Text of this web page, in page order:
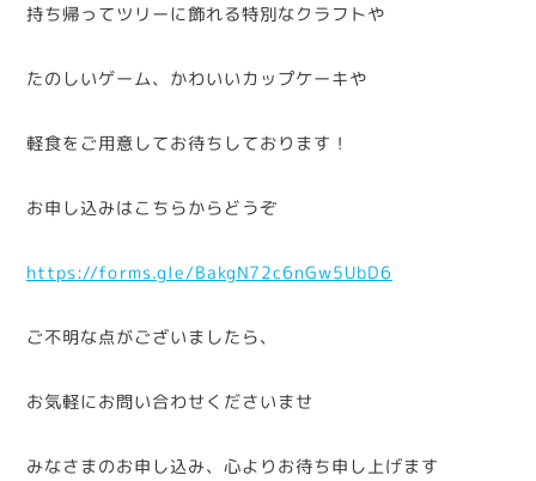
持ち帰ってツリーに飾れる特別なクラフトや
たのしいゲーム、かわいいカップケーキや
軽食をご用意してお待ちしております！
お申し込みはこちらからどうぞ
https://forms.gle/BakgN72c6nGw5UbD6
ご不明な点がございましたら、
お気軽にお問い合わせくださいませ
みなさまのお申し込み、心よりお待ち申し上げます